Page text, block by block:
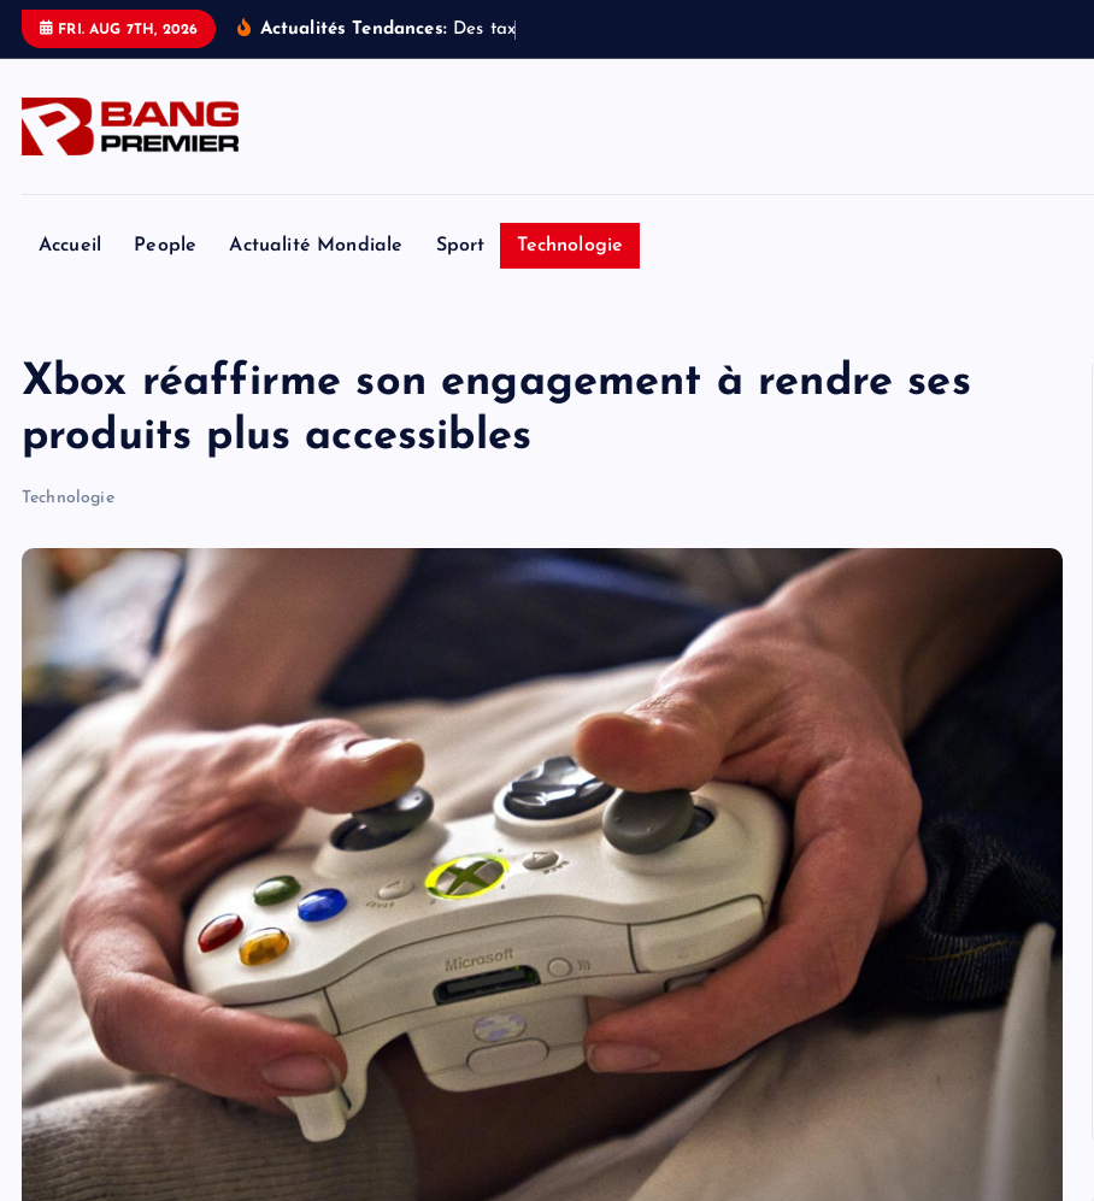
FRI. AUG 7TH, 2026 Actualités Tendances: Des tax
Accueil People Actualité Mondiale Sport Technologie
Xbox réaffirme son engagement à rendre ses
produits plus accessibles
Technologie